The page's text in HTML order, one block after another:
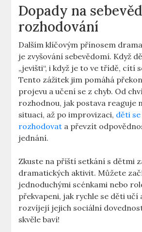
Dopady na
rozhodování
Dalším klíčovým přínosem
je zvyšování sebevědomí. Když
„jevišti“, i když je to ve třídě, cítí
Tento zážitek jim pomáhá
projevu a učení se z chyb. Od
rozhodnou, jak postava reaguje
situaci, až po improvizaci, děti
rozhodovat a převzít
jednání.
Zkuste na příští setkání s dětmi
dramatických aktivit. Můžete
jednoduchými scénkami nebo
překvapeni, jak rychle se děti učí
rozvíjejí jejich sociální
skvěle baví!